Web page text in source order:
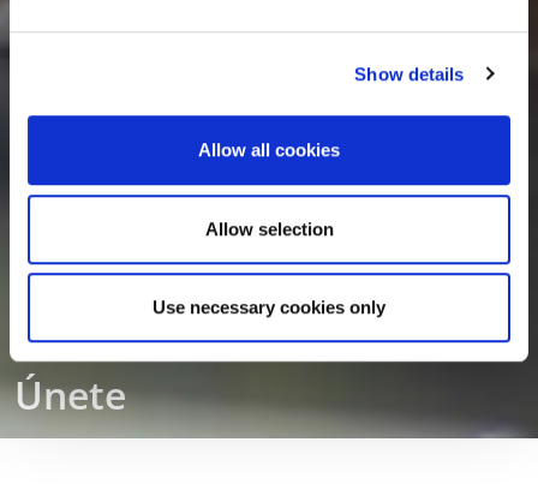
c
Show details
Allow all cookies
Allow selection
Use necessary cookies only
Únete